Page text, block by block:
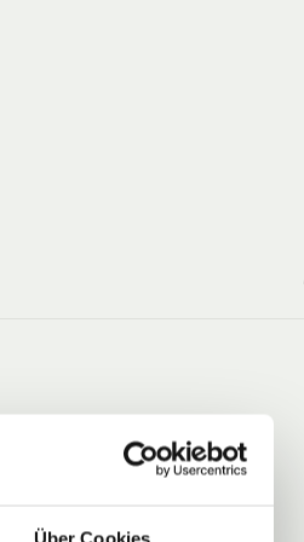
Über Cookies